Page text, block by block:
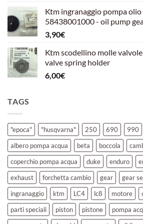
originale
era:
attuale
è:
Ktm ingranaggio pompa olio
58438001000 - oil pump
3,90€
Ktm scodellino molle
valve spring holder
6,00€
TAGS
"epoca" "husqvarna" 250 690 990
albero pompa acqua
beta boccola
coperchio pompa acqua
duke enduro
exhaust
forchetta cambio gear
gear
ingranaggio
ktm LC4 lc8 motore
parti speciali
piston pistone pompa